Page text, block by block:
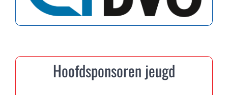
Hoofdsponsoren jeugd